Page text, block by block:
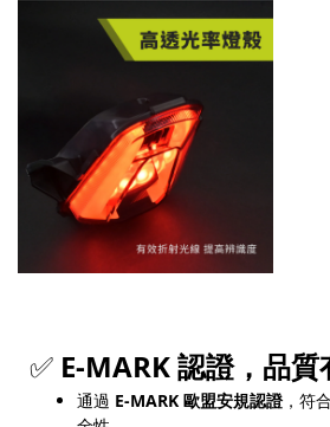
✅ E-MARK 認證，品質
通過 E-MARK 歐盟安規認證，符